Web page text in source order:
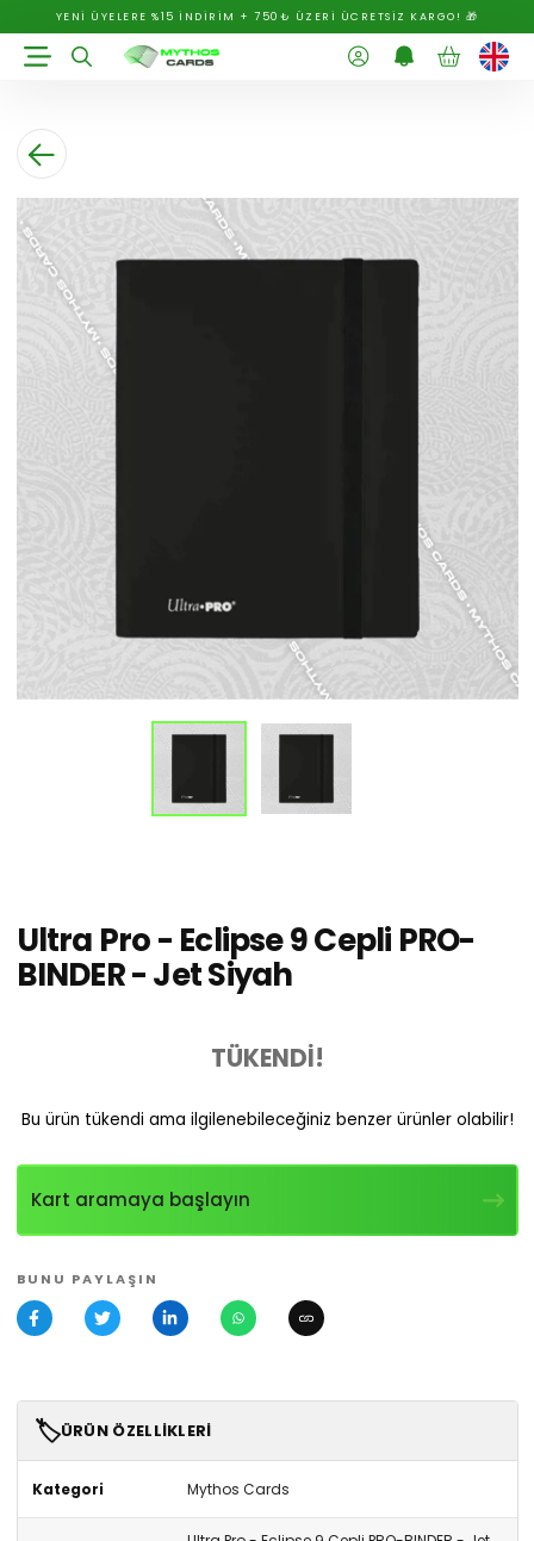
YENİ ÜYELERE %15 İNDİRİM + 750₺ ÜZERİ ÜCRETSİZ KARGO! 🎁
Ultra Pro - Eclipse 9 Cepli PRO-
BINDER - Jet Siyah
TÜKENDİ!
Bu ürün tükendi ama ilgilenebileceğiniz benzer ürünler olabilir!
Kart aramaya başlayın
BUNU PAYLAŞIN
🏷️ÜRÜN ÖZELLIKLERI
Kategori Mythos Cards